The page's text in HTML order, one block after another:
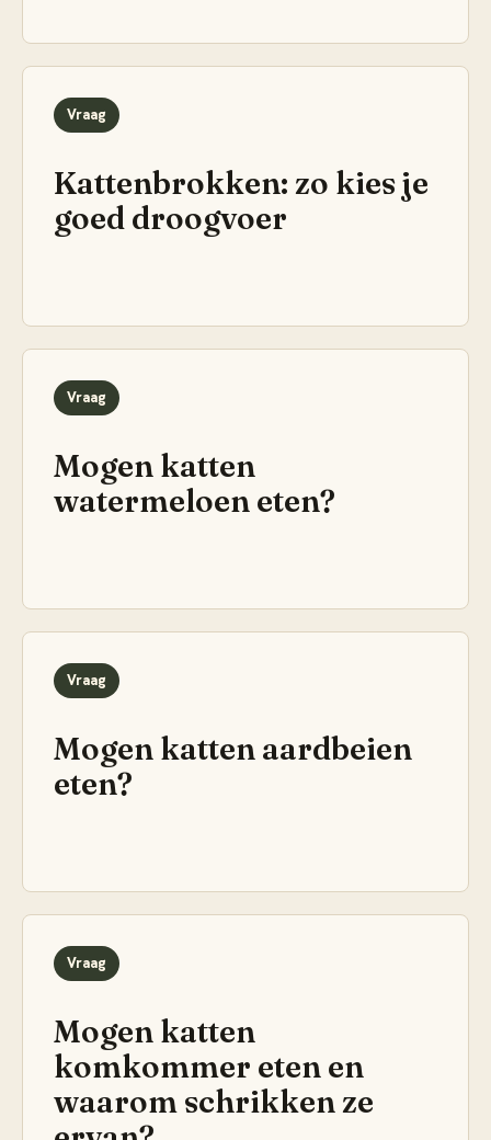
Vraag
Kattenbrokken: zo kies je
goed droogvoer
Vraag
Mogen katten
watermeloen eten?
Vraag
Mogen katten aardbeien
eten?
Vraag
Mogen katten
komkommer eten en
waarom schrikken ze